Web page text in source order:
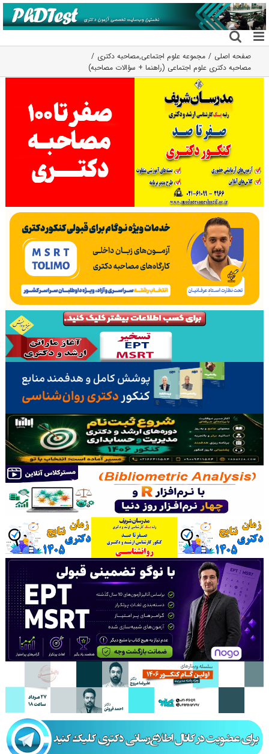
رفتن
به
محتوا
صفحه اصلی مجموعه علوم اجتماعی,مصاحبه دکتری
مصاحبه دکتری علوم اجتماعی (راهنما + سؤالات مصاحبه)